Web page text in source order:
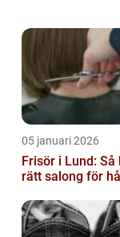
05 januari 2026
Frisör i Lund: Så
rätt salong för